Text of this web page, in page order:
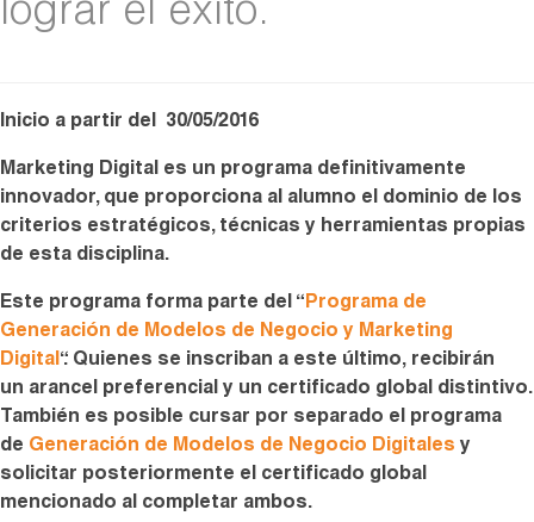
lograr el éxito.
Inicio a partir del 30/05/2016
Marketing Digital es un programa definitivamente
innovador, que proporciona al alumno el dominio de los
criterios estratégicos, técnicas y herramientas propias
de esta disciplina.
Este programa forma parte del “Programa de
Generación de Modelos de Negocio y Marketing
Digital“. Quienes se inscriban a este último, recibirán
un arancel preferencial y un certificado global distintivo.
También es posible cursar por separado el programa
de Generación de Modelos de Negocio Digitales y
solicitar posteriormente el certificado global
mencionado al completar ambos.